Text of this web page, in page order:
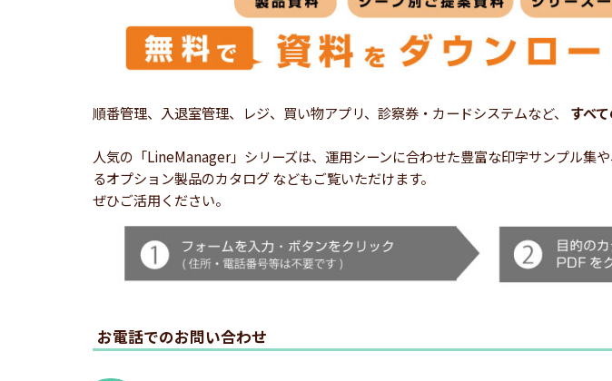
順番管理、入退室管理、レジ、買い物アプリ、診察券・カードシステムなど、 すべ
人気の「LineManager」シリーズは、運用シーンに合わせた豊富な印字サンプル集
るオプション製品のカタログ などもご覧いただけます。
ぜひご活用ください。
お電話でのお問い合わせ